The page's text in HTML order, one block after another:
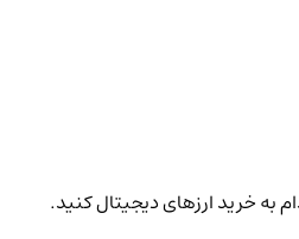
به خرید ارزهای دیجیتال کنید.